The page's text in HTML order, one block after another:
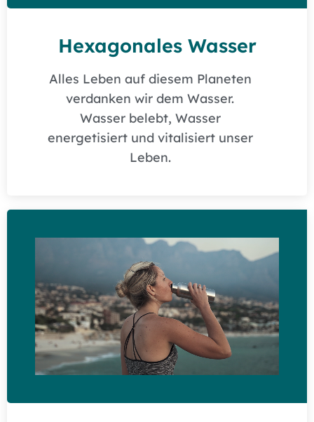
Hexagonales Wasser
Alles Leben auf diesem Planeten
verdanken wir dem Wasser.
Wasser belebt, Wasser
energetisiert und vitalisiert unser
Leben.